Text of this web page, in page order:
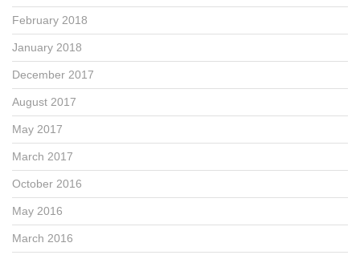
February 2018
January 2018
December 2017
August 2017
May 2017
March 2017
October 2016
May 2016
March 2016